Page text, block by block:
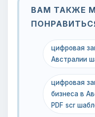
ВАМ ТАКЖЕ
цифровая
Австралии
цифровая
бизнеса в
PDF scr